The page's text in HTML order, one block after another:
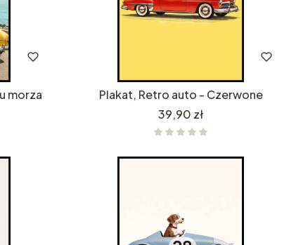
morza
Plakat, Retro auto - Czerwone
Cena
39,90 zł